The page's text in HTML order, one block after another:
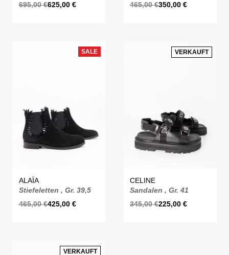
695,00€625,00 €
465,00€350,00€
SALE
ALAÏA
Stiefeletten , Gr. 39,5
465,00€425,00 €
VERKAUFT
CELINE
Sandalen , Gr. 41
345,00€225,00€
VERKAUFT